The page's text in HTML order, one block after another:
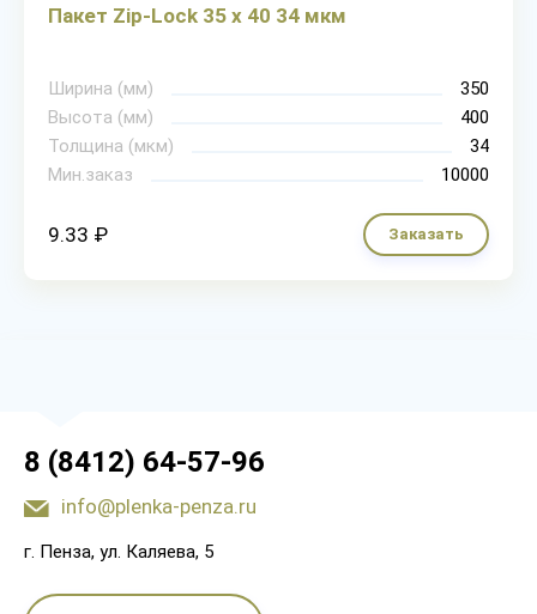
Пакет Zip-Lock 35 х 40 34 мкм
Ширина (мм)
350
Высота (мм)
400
Толщина (мкм)
34
Мин.заказ
10000
9.33 ₽ Заказать
8 (8412) 64-57-96
info@plenka-penza.ru
г. Пенза, ул. Каляева, 5